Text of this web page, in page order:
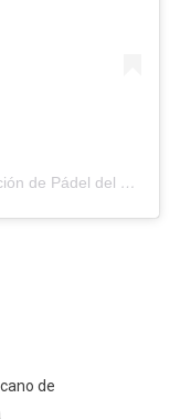
Una publicación compartida por Asociación de Pádel del Estado Carabobo (@asopadelcarabobo)